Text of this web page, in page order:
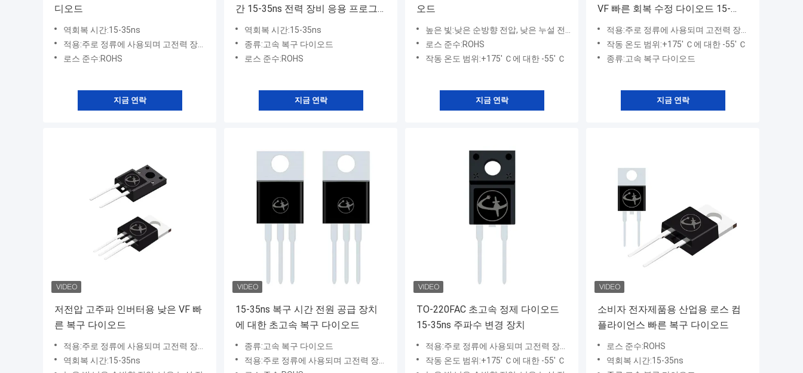
디오드
역회복 시간:15-35ns
적용:주로 정류에 사용되며 고전력 장비에 사용되며 고속 및 초고속 복구 다이오드는 각각 고주파 및 초고주파 회로에 적합합니다.
로스 준수:ROHS
지금 연락
간 15-35ns 전력 장비 응용 프로그
역회복 시간:15-35ns
종류:고속 복구 다이오드
로스 준수:ROHS
지금 연락
오드
높은 빛:낮은 순방향 전압, 낮은 누설 전류, 무연 패키지를 사용할 수 있습니다. 고효율, 낮은 VF, 높은 전류 성능 ● 높은 서지 전류 성능, 낮은 전력 손실, RoHS 규격 준수
로스 준수:ROHS
작동 온도 범위:+175' Ｃ에 대한 -55' Ｃ
지금 연락
VF 빠른 회복 수정 다이오드 15-
35ns
적용:주로 정류에 사용되며 고전력 장비에 사용되며 고속 및 초고속 복구 다이오드는 각각 고주파 및 초고주파 회로에 적합합니다.
작동 온도 범위:+175' Ｃ에 대한 -55' Ｃ
종류:고속 복구 다이오드
지금 연락
저전압 고주파 인버터용 낮은 VF 빠
른 복구 다이오드
적용:주로 정류에 사용되며 고전력 장비에 사용되며 고속 및 초고속 복구 다이오드는 각각 고주파 및 초고주파 회로에 적합합니다.
역회복 시간:15-35ns
15-35ns 복구 시간 전원 공급 장치
에 대한 초고속 복구 다이오드
종류:고속 복구 다이오드
적용:주로 정류에 사용되며 고전력 장비에 사용되며 고속 및 초고속 복구 다이오드는 각각 고주파 및 초고주파 회로에 적합합니다.
TO-220FAC 초고속 정제 다이오드
15-35ns 주파수 변경 장치
적용:주로 정류에 사용되며 고전력 장비에 사용되며 고속 및 초고속 복구 다이오드는 각각 고주파 및 초고주파 회로에 적합합니다.
작동 온도 범위:+175' Ｃ에 대한 -55' Ｃ
소비자 전자제품용 산업용 로스 컴
플라이언스 빠른 복구 다이오드
로스 준수:ROHS
역회복 시간:15-35ns